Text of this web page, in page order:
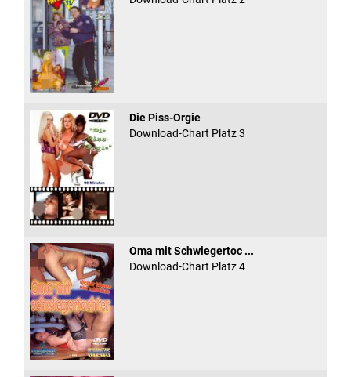
Die Piss-Orgie
Download-Chart Platz 3
Oma mit Schwiegertoc ...
Download-Chart Platz 4